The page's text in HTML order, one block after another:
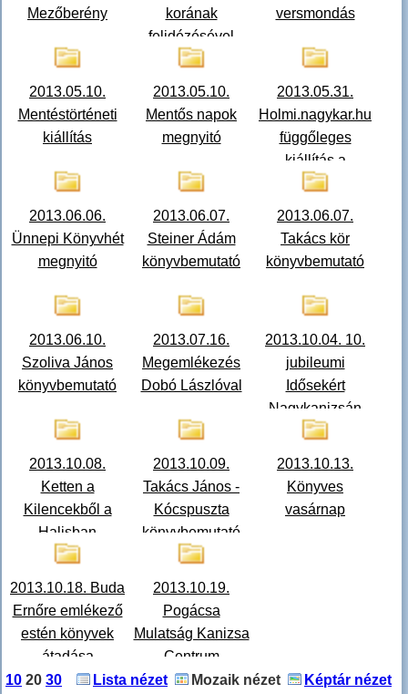
Mezőberény
korának
felidézésével
versmondás
2013.05.10.
Mentéstörténeti
kiállítás
2013.05.10.
Mentős napok
megnyitó
2013.05.31.
Holmi.nagykar.hu
függőleges
kiállítás a
Batthyány Lajos
Gimnáziumban
2013.06.06.
Ünnepi Könyvhét
megnyitó
2013.06.07.
Steiner Ádám
könyvbemutató
2013.06.07.
Takács kör
könyvbemutató
2013.06.10.
Szoliva János
könyvbemutató
2013.07.16.
Megemlékezés
Dobó Lászlóval
2013.10.04. 10.
jubileumi
Idősekért
Nagykanizsán
Ünnepi Hét gála
oklevélátadás
2013.10.08.
Ketten a
Kilencekből a
Halisban
könyvbemutató
2013.10.09.
Takács János -
Kócspuszta
könyvbemutató
2013.10.13.
Könyves
vasárnap
2013.10.18. Buda
Ernőre emlékező
estén könyvek
átadása
könyvtárunknak
2013.10.19.
Pogácsa
Mulatság Kanizsa
Centrum
10 20 30 Lista nézet Mozaik nézet Képtár nézet